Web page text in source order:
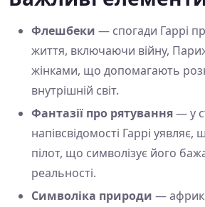
Флешбеки — спогади Гаррі
життя, включаючи війну,
жінками, що допомагають
внутрішній світ.
Фантазії про рятування— у
напівсвідомості Гаррі уявляє,
пілот, що символізує його
реальності.
Символіка природи —